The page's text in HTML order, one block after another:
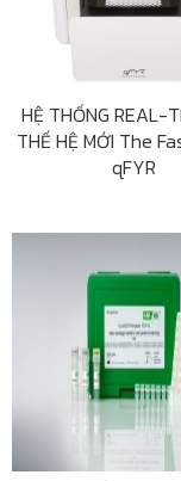
HỆ THỐNG REAL-
THẾ HỆ MỚI The
qFYR